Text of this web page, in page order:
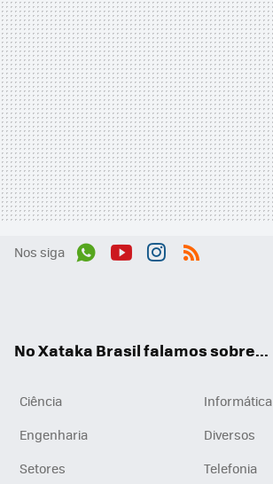
Nos siga
No Xataka Brasil falamos sobre...
Ciência
Informática
Engenharia
Diversos
Setores
Telefonia